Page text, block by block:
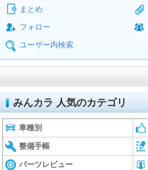
まとめ
フォロー
ユーザー内検索
みんカラ 人気のカテゴリ
車種別
整備手帳
パーツレビュー